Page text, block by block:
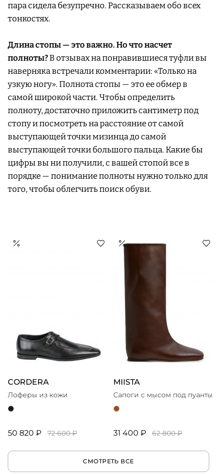
пара сидела безупречно. Рассказываем обо всех
тонкостях.
Длина стопы — это важно. Но что насчет
полноты?В отзывах на понравившиеся туфли вы
наверняка встречали комментарии: «Только на
узкую ногу». Полнота стопы — это ее обмер в
самой широкой части. Чтобы определить
полноту, достаточно приложить сантиметр под
стопу и посмотреть на расстояние от самой
выступающей точки мизинца до самой
выступающей точки большого пальца. Какие бы
цифры вы ни получили, с вашей стопой все в
порядке — понимание полноты нужно только для
того, чтобы облегчить поиск обуви.
CORDERA
Лоферы из кожи
50 820 ₽ 72 600 ₽
MIISTA
Cапоги с мысом под пуанты
31 400 ₽ 62 800 ₽
СМОТРЕТЬ ВСЕ